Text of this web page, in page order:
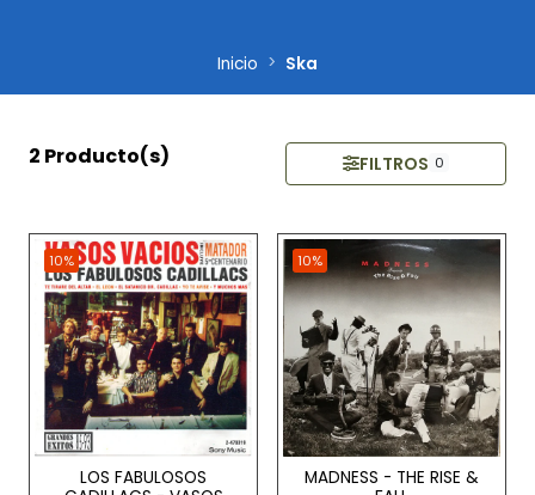
Inicio Ska
2 Producto(s) FILTROS 0
10%
LOS FABULOSOS
10%
MADNESS - THE RISE &